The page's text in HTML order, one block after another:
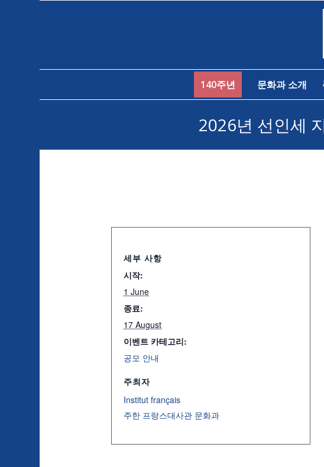
140주년 문화과 소개
2026년 선인세
세부 사항
시작:
1 June
종료:
17 August
이벤트 카테고리:
공모 안내
주최자
Institut français
주한 프랑스대사관 문화과